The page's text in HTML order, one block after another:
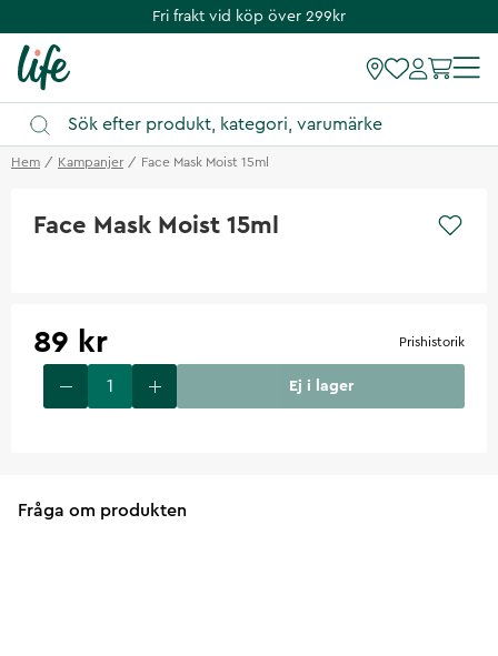
Fri frakt vid köp över 299kr
Hem Kampanjer Face Mask Moist 15ml
Face Mask Moist 15ml
89 kr Prishistorik
Ej i lager
Fråga om produkten